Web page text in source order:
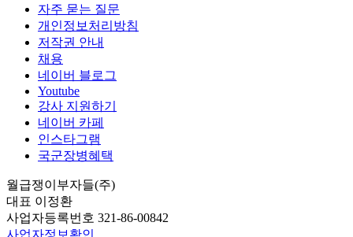
자주 묻는 질문
개인정보처리방침
저작권 안내
채용
네이버 블로그
Youtube
강사 지원하기
네이버 카페
인스타그램
국군장병혜택
월급쟁이부자들(주)
대표 이정환
사업자등록번호 321-86-00842
사업자정보확인